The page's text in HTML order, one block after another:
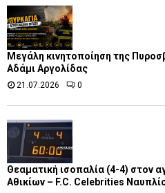
Μεγάλη κινητοποίηση της
Αδάμι Αργολίδας
21.07.2026 0
Θεαματική ισοπαλία (4-4) στον
Αθικίων – F.C. Celebrities